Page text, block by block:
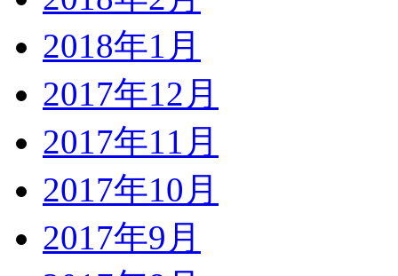
2018年1月
2017年12月
2017年11月
2017年10月
2017年9月